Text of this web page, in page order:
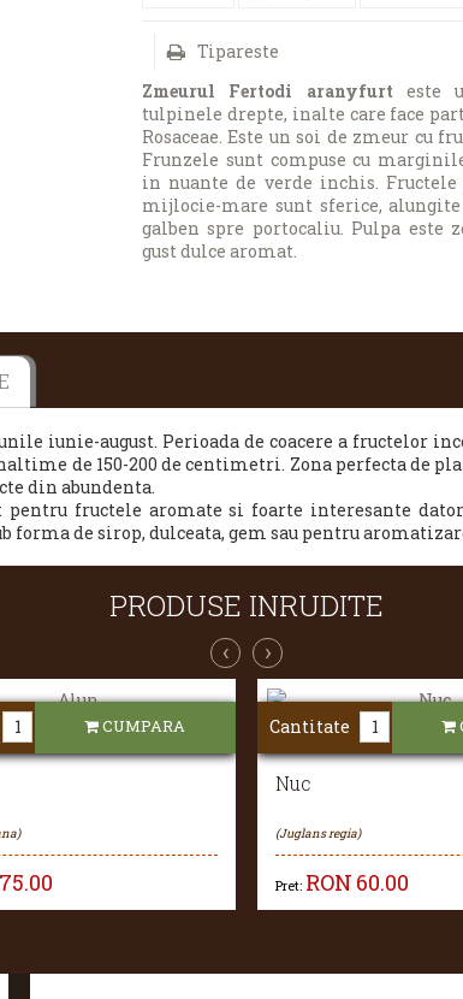
Tipareste
Zmeurul Fertodi aranyfurt
este
tulpinele drepte, inalte care face
Rosaceae. Este un soi de zmeur cu
Frunzele sunt compuse cu
in nuante de verde inchis.
mijlocie-mare sunt sferice,
galben spre portocaliu. Pulpa este
gust dulce aromat.
iunie-august. Perioada de coacere a fructelor
de 150-200 de centimetri. Zona perfecta de
din abundenta.
pentru fructele aromate si foarte interesante
forma de sirop, dulceata, gem sau pentru
PRODUSE INRUDITE
‹ ›
75.00
CUMPARA
Nuc
(Juglans regia)
Pret: RON 60.00
Cantitate